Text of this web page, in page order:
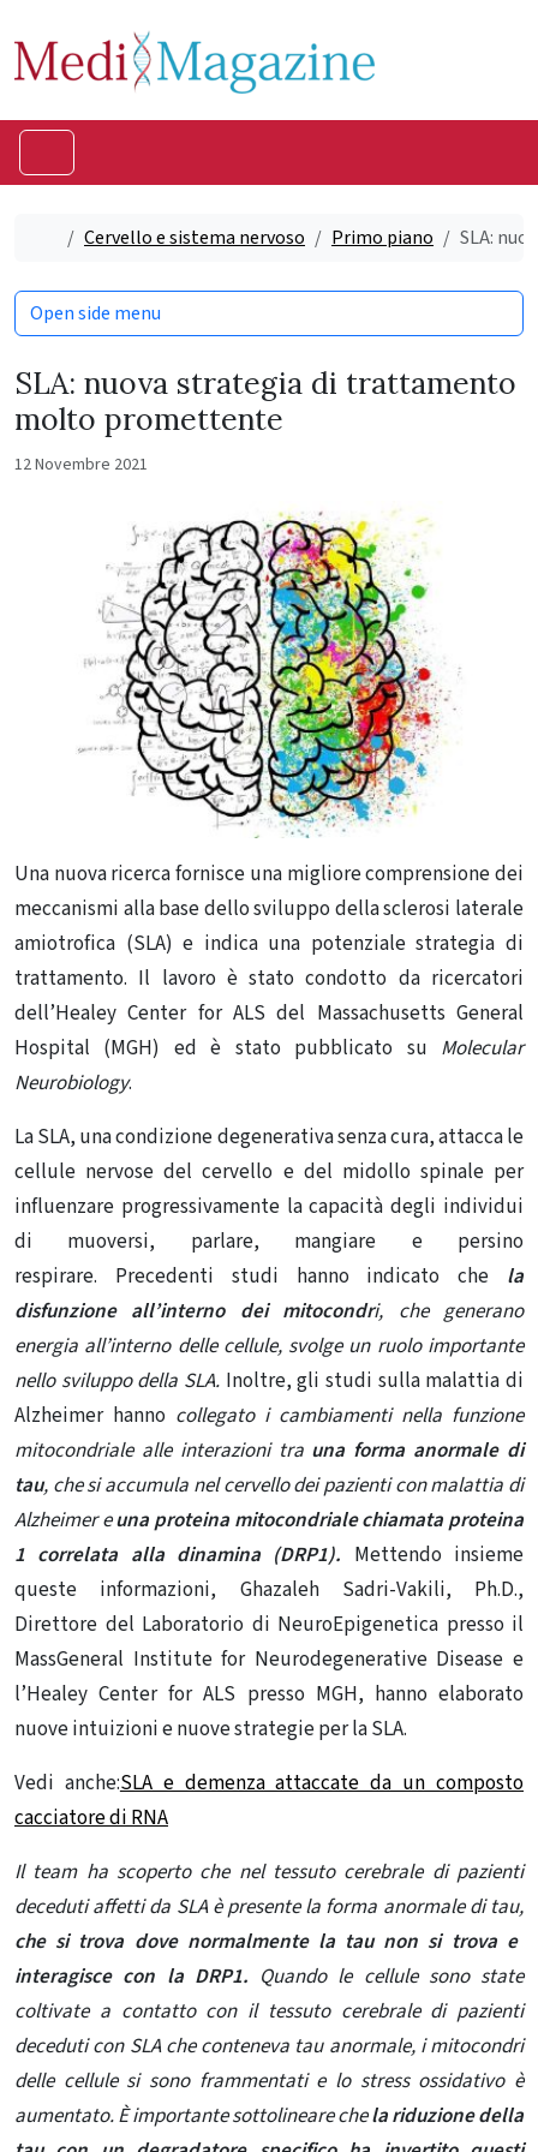
Home
Cervello e sistema nervoso Primo piano SLA:
SLA: nuova strategia di trattamento
molto promettente
12 Novembre 2021
Una nuova ricerca fornisce una migliore comprensione dei
meccanismi alla base dello sviluppo della sclerosi laterale
amiotrofica (SLA) e indica una potenziale strategia di
trattamento. Il lavoro è stato condotto da ricercatori
dell’Healey Center for ALS del Massachusetts General
Hospital (MGH) ed è stato pubblicato su Molecular
Neurobiology.
La SLA, una condizione degenerativa senza cura, attacca le
cellule nervose del cervello e del midollo spinale per
influenzare progressivamente la capacità degli individui
di muoversi, parlare, mangiare e persino
respirare. Precedenti studi hanno indicato che la
disfunzione all’interno dei mitocondri, che generano
energia all’interno delle cellule, svolge un ruolo importante
nello sviluppo della SLA. Inoltre, gli studi sulla malattia di
Alzheimer hanno collegato i cambiamenti nella funzione
mitocondriale alle interazioni tra una forma anormale di
tau, che si accumula nel cervello dei pazienti con malattia di
Alzheimer euna proteina mitocondriale chiamata proteina
1 correlata alla dinamina (DRP1). Mettendo insieme
queste informazioni, Ghazaleh Sadri-Vakili, Ph.D.,
Direttore del Laboratorio di NeuroEpigenetica presso il
MassGeneral Institute for Neurodegenerative Disease e
l’Healey Center for ALS presso MGH, hanno elaborato
nuove intuizioni e nuove strategie per la SLA.
Vedi anche:SLA e demenza attaccate da un composto
cacciatore di RNA
Il team ha scoperto che nel tessuto cerebrale di pazienti
deceduti affetti da SLA è presente la forma anormale di tau,
che si trova dove normalmente la tau non si trova e
interagisce con la DRP1. Quando le cellule sono state
coltivate a contatto con il tessuto cerebrale dipazienti
deceduti con SLA che conteneva tau anormale, i mitocondri
delle cellule si sono frammentati e lo stress ossidativo è
aumentato. È importante sottolineare chela riduzione della
Open side menu